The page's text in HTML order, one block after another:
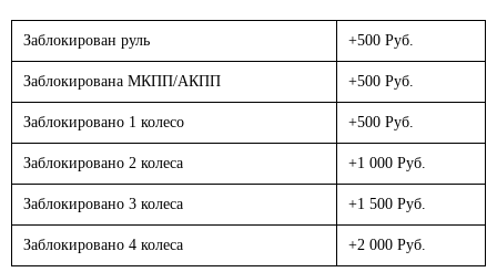
Заблокирован руль +500 Руб.
Заблокирована МКПП/АКПП +500 Руб.
Заблокировано 1 колесо +500 Руб.
Заблокировано 2 колеса +1 000 Руб.
Заблокировано 3 колеса +1 500 Руб.
Заблокировано 4 колеса +2 000 Руб.